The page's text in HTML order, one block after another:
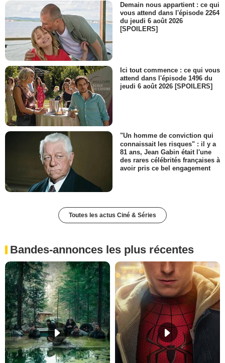
Demain nous appartient : ce qui
vous attend dans l'épisode 2264
du jeudi 6 août 2026
[SPOILERS]
Ici tout commence : ce qui vous
attend dans l'épisode 1496 du
jeudi 6 août 2026 [SPOILERS]
"Un homme de conviction qui
connaissait les risques" : il y a
81 ans, Jean Gabin était l'une
des rares célébrités françaises à
avoir pris ce bel engagement
Toutes les actus Ciné & Séries
Bandes-annonces les plus récentes